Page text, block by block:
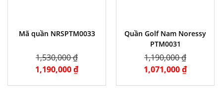
Mã quần NRSPTM0033
1,530,000 ₫
1,190,000 ₫
Quần Golf Nam Noressy
PTM0031
1,190,000 ₫
1,071,000 ₫